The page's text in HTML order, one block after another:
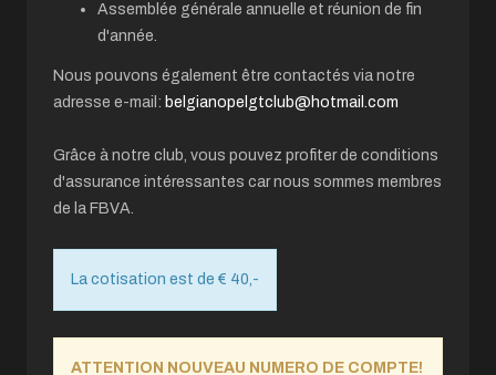
Assemblée générale annuelle et réunion de fin
d'année.
Nous pouvons également être contactés via notre
adresse e-mail: belgianopelgtclub@hotmail.com
Grâce à notre club, vous pouvez profiter de conditions
d'assurance intéressantes car nous sommes membres
de la FBVA.
La cotisation est de € 40,-
ATTENTION NOUVEAU NUMERO DE COMPTE!